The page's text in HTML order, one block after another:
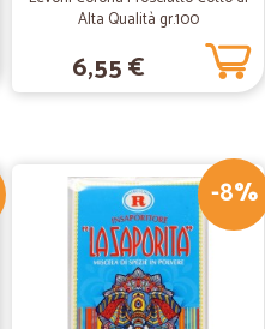
Alta Qualità gr.100
6,55 €
-8%